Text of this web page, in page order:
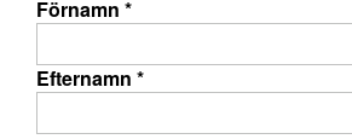
Förnamn *
Efternamn *